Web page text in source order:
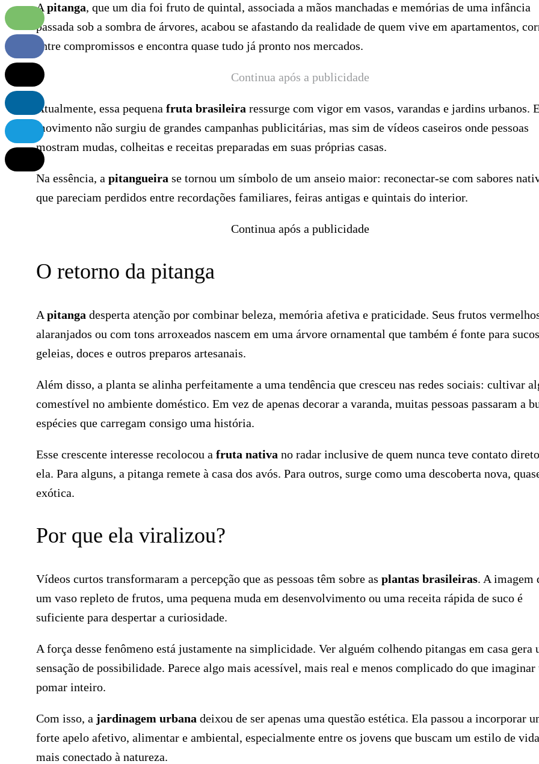
A pitanga, que um dia foi fruto de quintal, associada a mãos manchadas e memórias de uma infância
passada sob a sombra de árvores, acabou se afastando da realidade de quem vive em apartamentos,
entre compromissos e encontra quase tudo já pronto nos mercados.
Continua após a publicidade
Atualmente, essa pequena fruta brasileira ressurge com vigor em vasos, varandas e jardins urbanos.
movimento não surgiu de grandes campanhas publicitárias, mas sim de vídeos caseiros onde pessoas
mostram mudas, colheitas e receitas preparadas em suas próprias casas.
Na essência, a pitangueira se tornou um símbolo de um anseio maior: reconectar-se com sabores
que pareciam perdidos entre recordações familiares, feiras antigas e quintais do interior.
Continua após a publicidade
O retorno da pitanga
A pitanga desperta atenção por combinar beleza, memória afetiva e praticidade. Seus frutos
alaranjados ou com tons arroxeados nascem em uma árvore ornamental que também é fonte para
geleias, doces e outros preparos artesanais.
Além disso, a planta se alinha perfeitamente a uma tendência que cresceu nas redes sociais: cultivar
comestível no ambiente doméstico. Em vez de apenas decorar a varanda, muitas pessoas passaram a
espécies que carregam consigo uma história.
Esse crescente interesse recolocou a fruta nativa no radar inclusive de quem nunca teve contato
ela. Para alguns, a pitanga remete à casa dos avós. Para outros, surge como uma descoberta nova,
exótica.
Por que ela viralizou?
Vídeos curtos transformaram a percepção que as pessoas têm sobre as plantas brasileiras. A imagem
um vaso repleto de frutos, uma pequena muda em desenvolvimento ou uma receita rápida de suco é
suficiente para despertar a curiosidade.
A força desse fenômeno está justamente na simplicidade. Ver alguém colhendo pitangas em casa gera
sensação de possibilidade. Parece algo mais acessível, mais real e menos complicado do que imaginar
pomar inteiro.
Com isso, a jardinagem urbana deixou de ser apenas uma questão estética. Ela passou a incorporar
forte apelo afetivo, alimentar e ambiental, especialmente entre os jovens que buscam um estilo de vida
mais conectado à natureza.